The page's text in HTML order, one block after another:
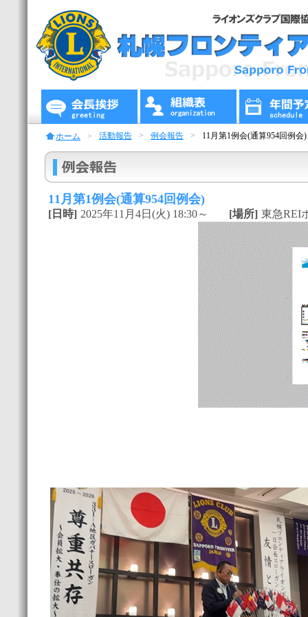
ホーム 活動報告 例会報告 11月第1例会(通算954回例会)
11月第1例会(通算954回例会)
[日時] 2025年11月4日(火) 18:30～ [場所] 東急REI